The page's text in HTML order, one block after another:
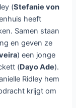
(Stefanie von
heeft
Samen staan
en geven ze
) een jonge
(Dayo Ade).
Ridley hem
krijgt om